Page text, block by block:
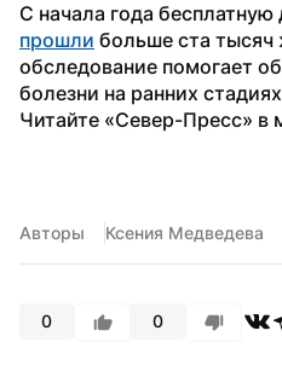
прошли больше ста
обследование помогает
болезни на ранних
Читайте «Север-Пресс» в
Авторы Ксения Медведева
0 0